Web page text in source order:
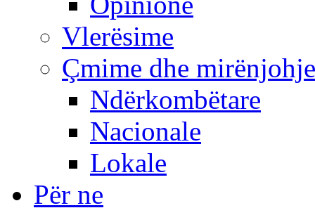
Vlerësime
Çmime dhe mirënjohje
Ndërkombëtare
Nacionale
Lokale
Për ne